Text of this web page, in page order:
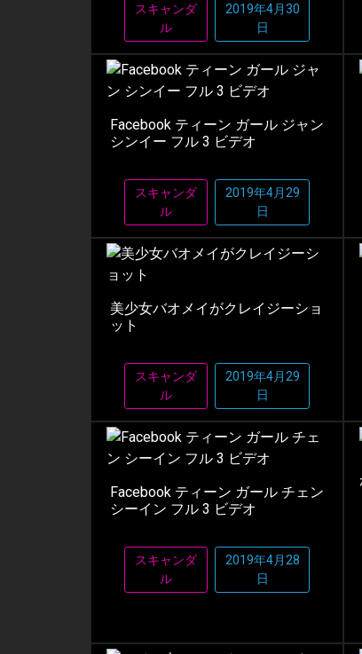
スキャンダ
ル
2019年4月30
日
Facebook ティーン ガール ジャン
シンイー フル 3 ビデオ
スキャンダ
ル
2019年4月29
日
美少女バオメイがクレイジーショ
ット
スキャンダ
ル
2019年4月29
日
Facebook ティーン ガール チェン
シーイン フル 3 ビデオ
スキャンダ
ル
2019年4月28
日